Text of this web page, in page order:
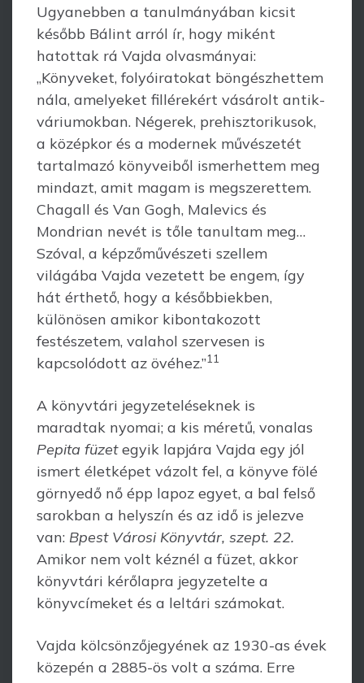
Ugyanebben a tanul­má­nyában kicsit
később Bálint arról ír, hogy miként
hatottak rá Vajda olvasmányai:
„Könyveket, folyóiratokat böngészhettem
nála, amelyeket fillérekért vásárolt antik­
váriumokban. Négerek, pre­hisztorikusok,
a középkor és a modernek művészetét
tartalmazó könyveiből ismer­het­tem meg
mindazt, amit magam is megszerettem.
Chagall és Van Gogh, Malevics és
Mondrian nevét is tőle tanultam meg…
Szóval, a képzőművészeti szellem
világába Vajda vezetett be engem, így
hát érthető, hogy a későbbiekben,
különösen amikor kibontakozott
festészetem, valahol szervesen is
kapcsolódott az övéhez.”11
A könyvtári jegyzeteléseknek is
maradtak nyomai; a kis méretű, vonalas
Pepita füzetegyik lapjára Vajda egy jól
ismert életképet vázolt fel, a könyve fölé
görnyedő nő épp lapoz egyet, a bal felső
sarokban a helyszín és az idő is jelezve
van: Bpest Városi Könyvtár, szept. 22.
Amikor nem volt kéznél a füzet, akkor
könyvtári kérő­lapra jegyzetelte a
könyvcímeket és a leltári számokat.
Vajda kölcsönzőjegyének az 1930-as évek
közepén a 2885-ös volt a száma. Erre